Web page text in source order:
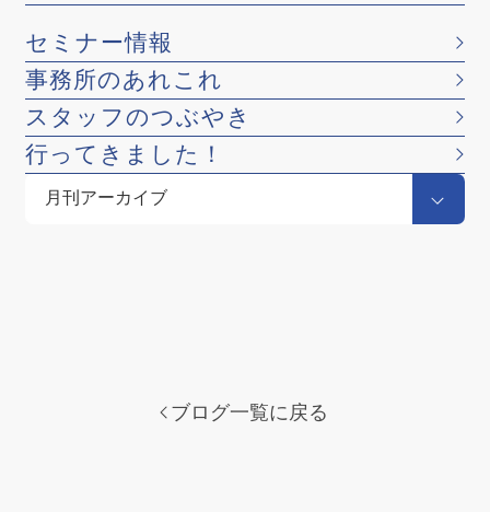
セミナー情報
事務所のあれこれ
スタッフのつぶやき
行ってきました！
ブログ一覧に戻る